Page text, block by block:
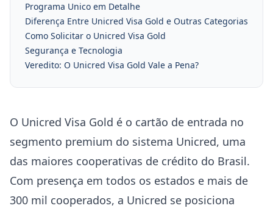
Programa Unico em Detalhe
Diferença Entre Unicred Visa Gold e Outras Categorias
Como Solicitar o Unicred Visa Gold
Segurança e Tecnologia
Veredito: O Unicred Visa Gold Vale a Pena?
O Unicred Visa Gold é o cartão de entrada no
segmento premium do sistema Unicred, uma
das maiores cooperativas de crédito do Brasil.
Com presença em todos os estados e mais de
300 mil cooperados, a Unicred se posiciona